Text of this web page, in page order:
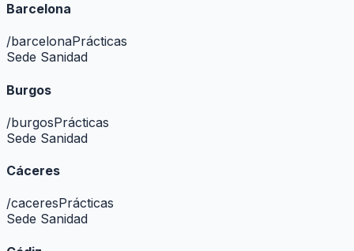
Barcelona
/barcelonaPrácticas
Sede Sanidad
Burgos
/burgosPrácticas
Sede Sanidad
Cáceres
/caceresPrácticas
Sede Sanidad